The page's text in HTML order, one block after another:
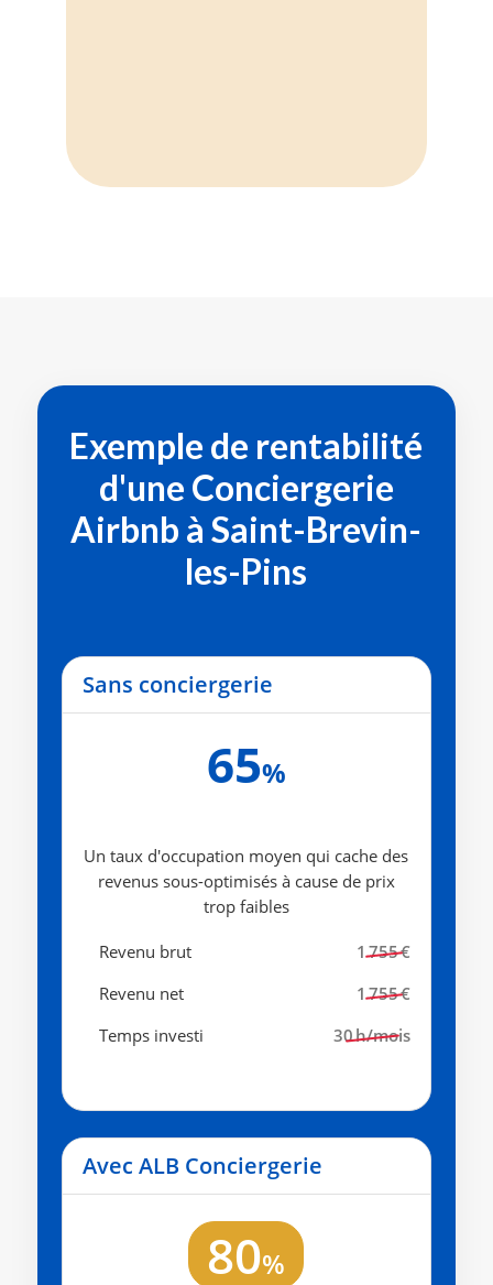
Exemple de rentabilité
d'une Conciergerie
Airbnb à Saint-Brevin-
les-Pins
Sans conciergerie
65%
Un taux d'occupation moyen qui cache des
revenus sous-optimisés à cause de prix
trop faibles
Revenu brut
1 755 €
Revenu net
1 755 €
Temps investi
30 h/mois
Avec ALB Conciergerie
80%